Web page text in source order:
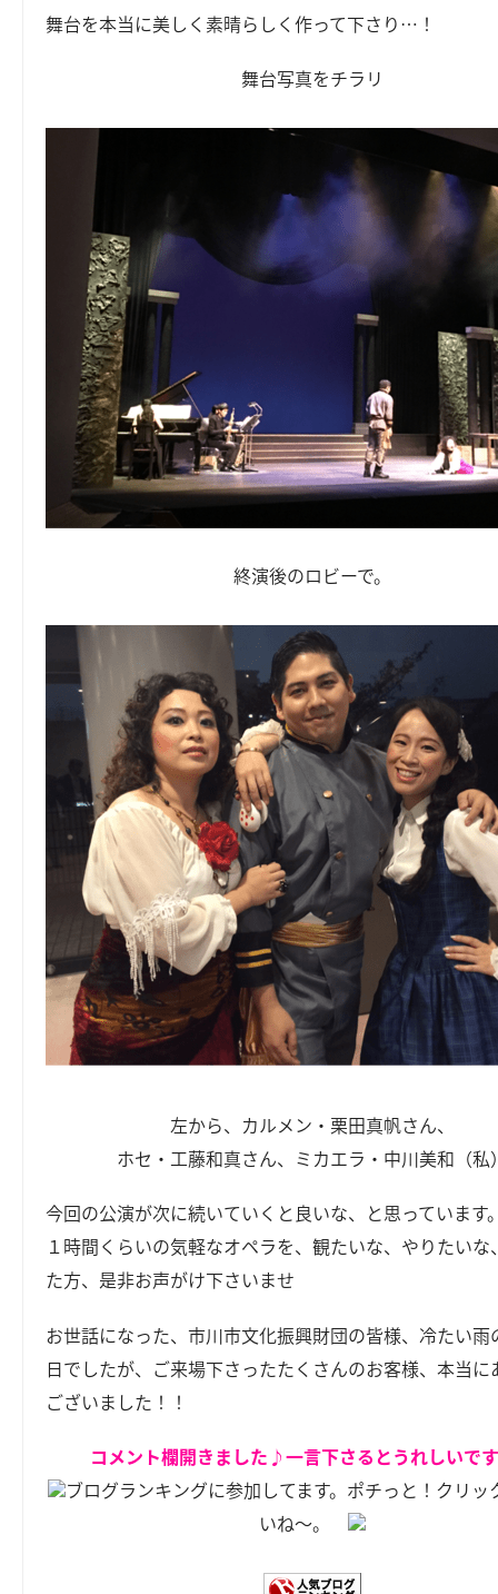
舞台を本当に美しく素晴らしく作って下さり…！
舞台写真をチラリ
終演後のロビーで。
左から、カルメン・栗田真帆さん、
ホセ・工藤和真さん、ミカエラ・中川美和（私
今回の公演が次に続いていくと良いな、と思っています
１時間くらいの気軽なオペラを、観たいな、やりたいな
た方、是非お声がけ下さいませ
お世話になった、市川市文化振興財団の皆様、冷たい雨
日でしたが、ご来場下さったたくさんのお客様、本当に
ございました！！
コメント欄開きました♪一言下さるとうれしいで
ブログランキングに参加してます。ポチっと！クリッ
いね～。